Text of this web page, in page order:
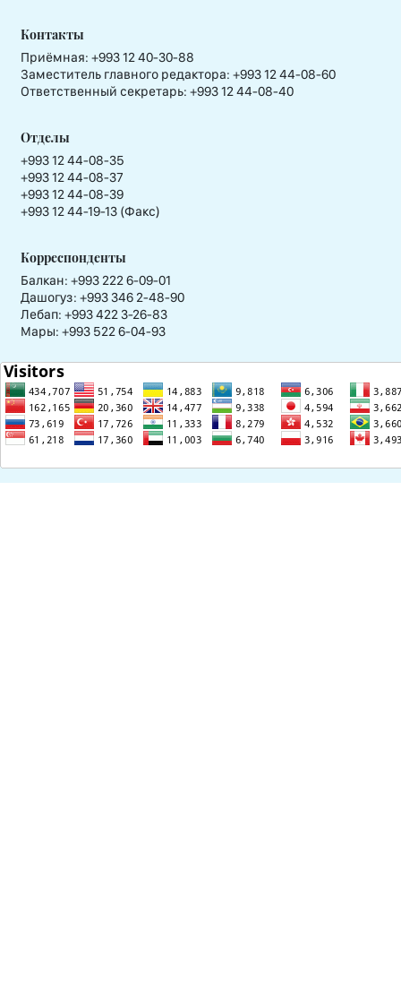
Контакты
Приёмная: +993 12 40-30-88
Заместитель главного редактора: +993 12 44-08-60
Ответственный секретарь: +993 12 44-08-40
Отделы
+993 12 44-08-35
+993 12 44-08-37
+993 12 44-08-39
+993 12 44-19-13 (Факс)
Корреспонденты
Балкан: +993 222 6-09-01
Дашогуз: +993 346 2-48-90
Лебап: +993 422 3-26-83
Мары: +993 522 6-04-93